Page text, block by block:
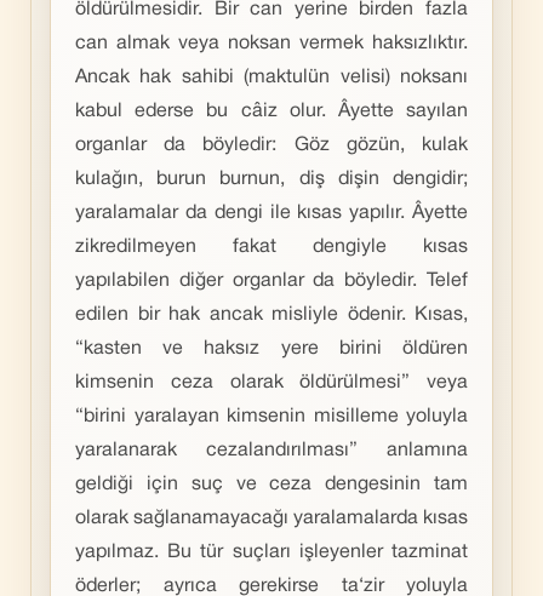
öldürülmesidir. Bir can yerine birden fazla
can almak veya noksan vermek haksızlıktır.
Ancak hak sahibi (maktulün velisi) noksanı
kabul ederse bu câiz olur. Âyette sayılan
organlar da böyledir: Göz gözün, kulak
kulağın, burun burnun, diş dişin dengidir;
yaralamalar da dengi ile kısas yapılır. Âyette
zikredilmeyen fakat dengiyle kısas
yapılabilen diğer organlar da böyledir. Telef
edilen bir hak ancak misliyle ödenir. Kısas,
“kasten ve haksız yere birini öldüren
kimsenin ceza olarak öldürülmesi” veya
“birini yaralayan kimsenin misilleme yoluyla
yaralanarak cezalandırılması” anlamına
geldiği için suç ve ceza dengesinin tam
olarak sağlanamayacağı yaralamalarda kısas
yapılmaz. Bu tür suçları işleyenler tazminat
öderler; ayrıca gerekirse ta‘zir yoluyla